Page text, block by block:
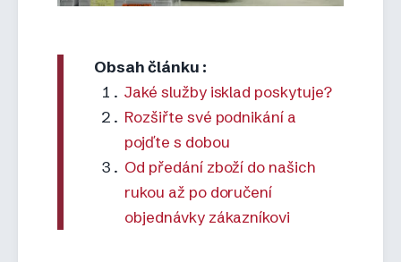
Obsah článku:
Jaké služby isklad poskytuje?
Rozšiřte své podnikání a
pojďte s dobou
Od předání zboží do našich
rukou až po doručení
objednávky zákazníkovi